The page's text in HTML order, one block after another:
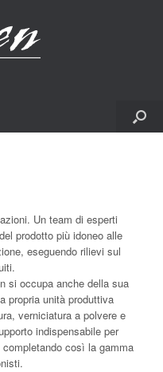
Un team di esperti
prodotto più idoneo alle
eseguendo rilievi sul
si occupa anche della sua
propria unità produttiva
verniciatura a polvere e
indispensabile per
così la gamma